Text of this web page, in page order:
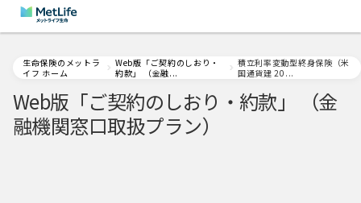
生命保険のメットラ
イフ ホーム
Web版「ご契約のしおり・
約款」 （金融...
積立利率変動型終身保険（米
国通貨建 20...
Web版「ご契約のしおり・約款」 （金
融機関窓口取扱プラン）